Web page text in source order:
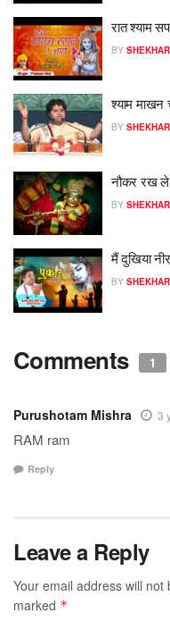
रात श्याम
BY
श्याम माखन
BY
नौकर रख ले
BY
मैं दुखिया
BY
Comments 1
Purushotam Mishra 3
RAM ram
Reply
Leave a Reply
Your email address will not
marked *